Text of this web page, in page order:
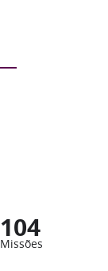
104
Missões